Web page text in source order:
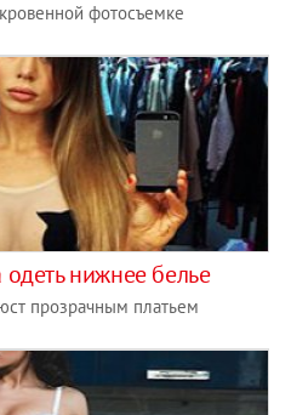
фотосъемке
нижнее белье
прозрачным платьем